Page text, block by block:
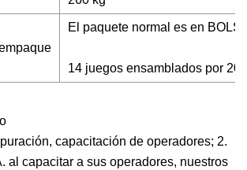
El paquete normal es en
14 juegos ensamblados por
capacitación de operadores; 2.
al capacitar a sus operadores, nuestros